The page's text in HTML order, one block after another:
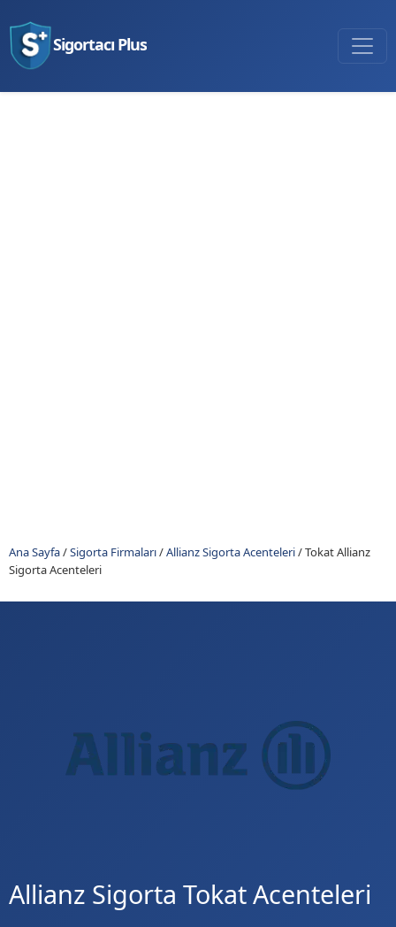
Sigortacı Plus
Ana Sayfa/Sigorta Firmaları/Allianz Sigorta Acenteleri/Tokat Allianz
Sigorta Acenteleri
Allianz Sigorta Tokat Acenteleri